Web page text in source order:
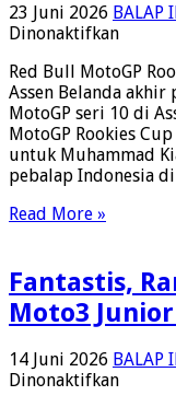
23 Juni 2026 BALAP
Dinonaktifkanpada
Bull
Cup
Rd
4
Di
Sirkuit
Assen
Red Bull MotoGP
Assen Belanda akhir
MotoGP seri 10 di
MotoGP Rookies
untuk Muhammad
pebalap Indonesia
Read More »
Fantastis,
Moto3
14 Juni 2026 BALAP
Dinonaktifkanpada